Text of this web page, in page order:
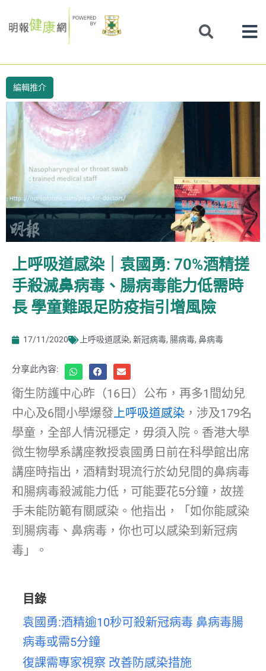
to
編輯推介
上呼吸道感染｜袁國勇: 70%酒精搓
手殺滅鼻病毒、腸病毒能力低需時
長 學童難跟足防疫指引增風險
17/11/2020 上呼吸道感染, 新冠病毒, 腸病毒, 鼻病毒
分享此內容:
衛生防護中心昨（16日）公布，再多1間幼兒
中心及6間小學爆發上呼吸道感染 ，涉及179名
學童，全部人情況穩定，毋須入院。香港大學
微生物學系講座教授袁國勇日前在科學館出席
講座時指出，酒精對現流行於幼兒間的鼻病毒
和腸病毒殺滅能力低，可能要花5分鐘，故搓
手未能防範有關感染。他指出，「如你能感染
到腸病毒、鼻病毒，你也可以感染到新冠病
毒」。
目錄
袁國勇:酒精逾10秒可殺新冠病毒 鼻病毒腸
病毒或需5分鐘
復課需專家視察 改善防感染措施